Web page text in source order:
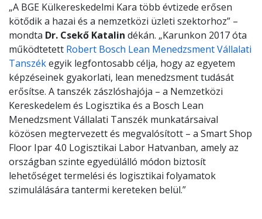
„A BGE Külkereskedelmi Kara több évtizede erősen
kötődik a hazai és a nemzetközi üzleti szektorhoz” –
mondta Dr. Csekő Katalin dékán. „Karunkon 2017 óta
működtetett Robert Bosch Lean Menedzsment Vállalati
Tanszékegyik legfontosabb célja, hogy az egyetem
képzéseinek gyakorlati, lean menedzsment tudását
erősítse. A tanszék zászlóshajója – a Nemzetközi
Kereskedelem és Logisztika és a Bosch Lean
Menedzsment Vállalati Tanszék munkatársaival
közösen megtervezett és megvalósított – a Smart Shop
Floor Ipar 4.0 Logisztikai Labor Hatvanban, amely az
országban szinte egyedülálló módon biztosít
lehetőséget termelési és logisztikai folyamatok
szimulálására tantermi kereteken belül.”